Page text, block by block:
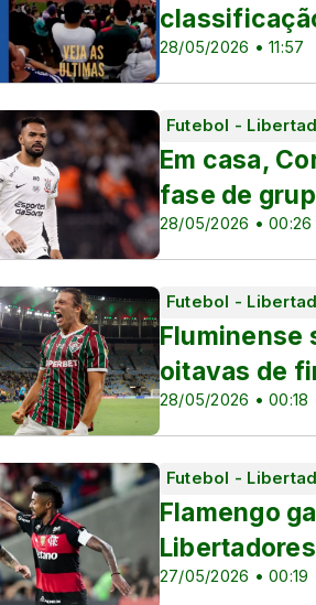
e Copa do Brasil
28/05/2026 • 11:57
Futebol -
28/05/2026 • 00:26
Em casa,
fase de
Futebol -
28/05/2026 • 00:18
Fluminense
oitavas de
Futebol -
27/05/2026 • 00:19
Flamengo
Libertadores